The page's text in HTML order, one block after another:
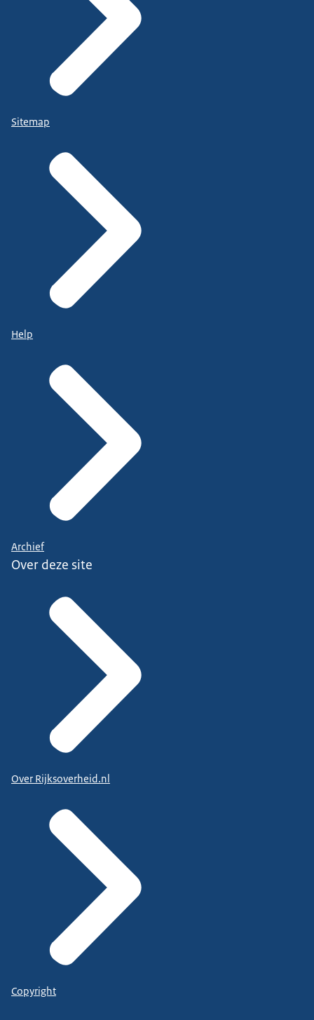
Sitemap
Help
Archief
Over deze site
Over Rijksoverheid.nl
Copyright